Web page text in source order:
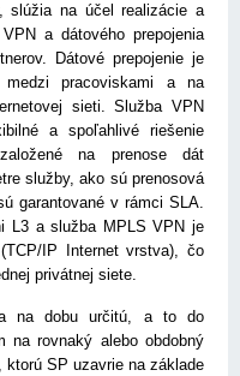
slúžia na účel realizácie a
a dátového prepojenia
Dátové prepojenie je
medzi pracoviskami a na
sieti. Služba VPN
a spoľahlivé riešenie
na prenose dát
služby, ako sú prenosová
garantované v rámci SLA.
L3 a služba MPLS VPN je
IP Internet vrstva), čo
privátnej siete.
na dobu určitú, a to do
na rovnaký alebo obdobný
SP uzavrie na základe